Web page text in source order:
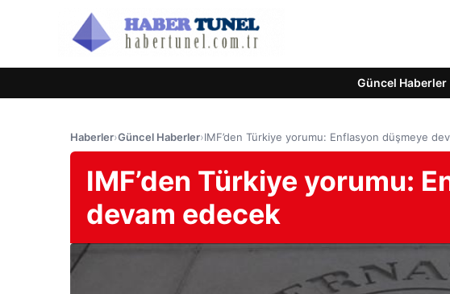
Güncel Haberler
Haberler›Güncel Haberler›IMF’den Türkiye yorumu: Enflasyon düşmeye
IMF’den Türkiye yorumu:
devam edecek